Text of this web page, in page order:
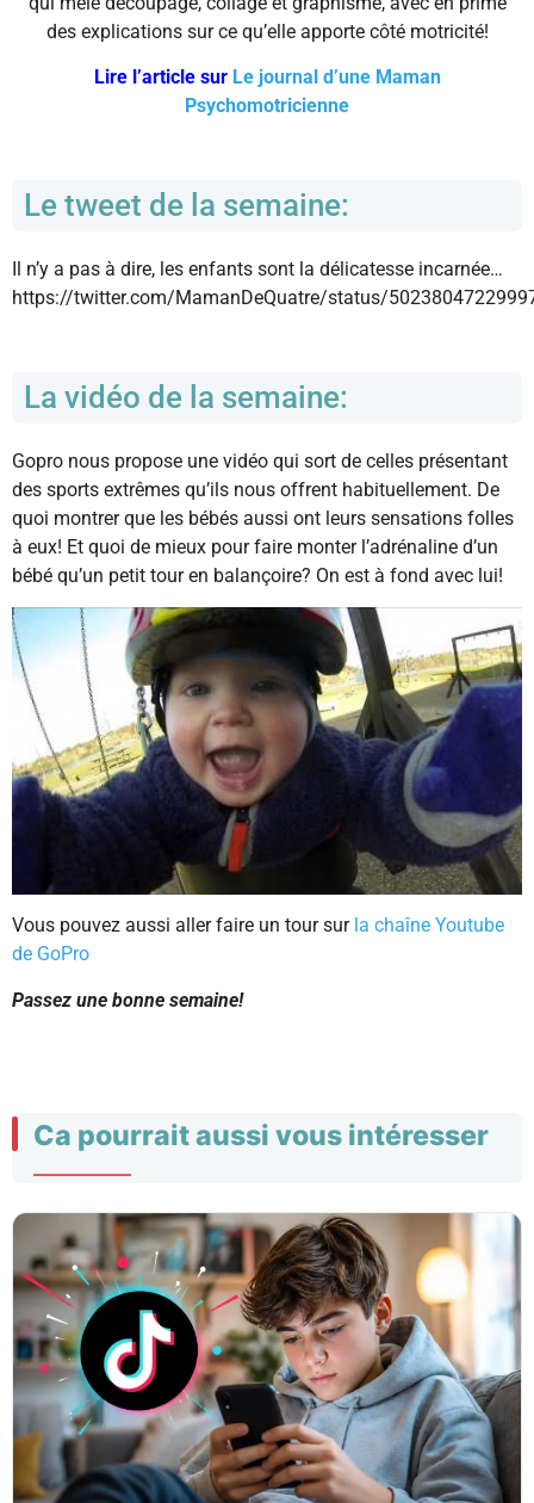
des explications sur ce qu’elle apporte côté motricité!
Lire l’article sur Le journal d’une Maman
Psychomotricienne
Le tweet de la semaine:
Il n’y a pas à dire, les enfants sont la délicatesse incarnée…
https://twitter.com/MamanDeQuatre/status/
La vidéo de la semaine:
Gopro nous propose une vidéo qui sort de celles présentant
des sports extrêmes qu’ils nous offrent habituellement. De
quoi montrer que les bébés aussi ont leurs sensations folles
à eux! Et quoi de mieux pour faire monter l’adrénaline d’un
bébé qu’un petit tour en balançoire? On est à fond avec lui!
Vous pouvez aussi aller faire un tour sur la chaîne Youtube
de GoPro
Passez une bonne semaine!
Ca pourrait aussi vous intéresser